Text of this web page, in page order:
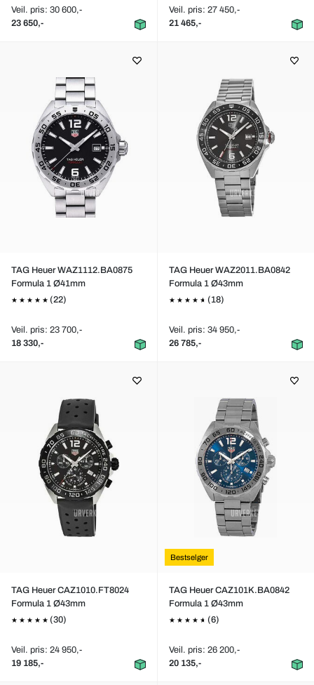
Veil. pris: 30 600,-
23 650,-
Veil. pris: 27 450,-
21 465,-
TAG Heuer WAZ1112.BA0875
Formula 1 Ø41mm
(22)
Veil. pris: 23 700,-
18 330,-
TAG Heuer WAZ2011.BA0842
Formula 1 Ø43mm
(18)
Veil. pris: 34 950,-
26 785,-
TAG Heuer CAZ1010.FT8024
Formula 1 Ø43mm
(30)
Veil. pris: 24 950,-
19 185,-
Bestselger
TAG Heuer CAZ101K.BA0842
Formula 1 Ø43mm
(6)
Veil. pris: 26 200,-
20 135,-